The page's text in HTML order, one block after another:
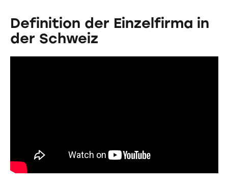
Definition der Einzelfirma in
der Schweiz